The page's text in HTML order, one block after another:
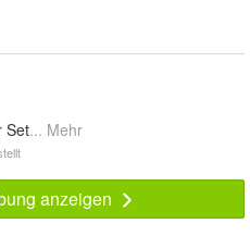
Set... Mehr
anzeigen